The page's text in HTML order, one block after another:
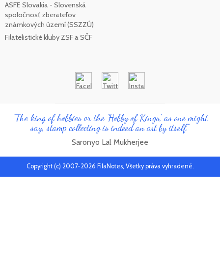
ASFE Slovakia - Slovenská
spoločnosť zberateľov
známkových území (SSZZÚ)
Filatelistické kluby ZSF a SČF
"The king of hobbies or the 'Hobby of Kings', as one might
say, stamp collecting is indeed an art by itself"
Saronyo Lal Mukherjee
Copyright (c) 2007-2026 FilaNotes, Všetky práva vyhradené.